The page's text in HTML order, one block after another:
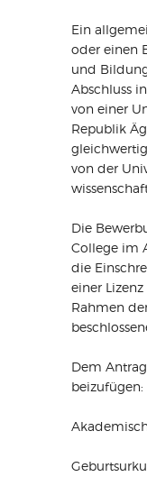
Ein
oder einen
und
Abschluss
von einer
Republik
von der
Die
College im
die
einer
Rahmen
Dem
beizufügen: